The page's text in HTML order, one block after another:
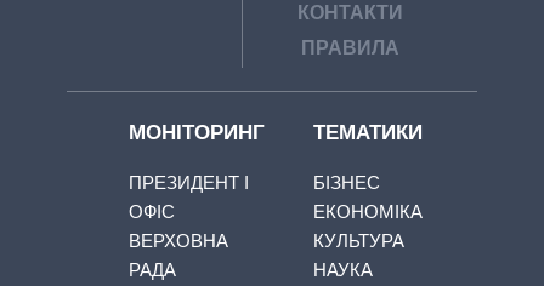
КОНТАКТИ
ПРАВИЛА
МОНІТОРИНГ
ПРЕЗИДЕНТ І
ОФІС
ВЕРХОВНА
РАДА
ТЕМАТИКИ
БІЗНЕС
ЕКОНОМІКА
КУЛЬТУРА
НАУКА